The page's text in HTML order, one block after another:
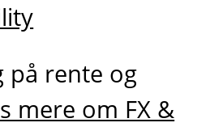
rente og
mere om FX &